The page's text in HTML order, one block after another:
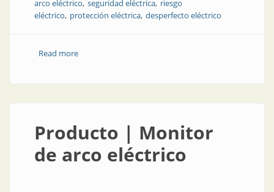
arco eléctrico seguridad eléctrica riesgo
eléctrico protección eléctrica desperfecto eléctrico
Read moreabout Arco eléctrico en tableros e instalaciones
Producto | Monitor
de arco eléctrico